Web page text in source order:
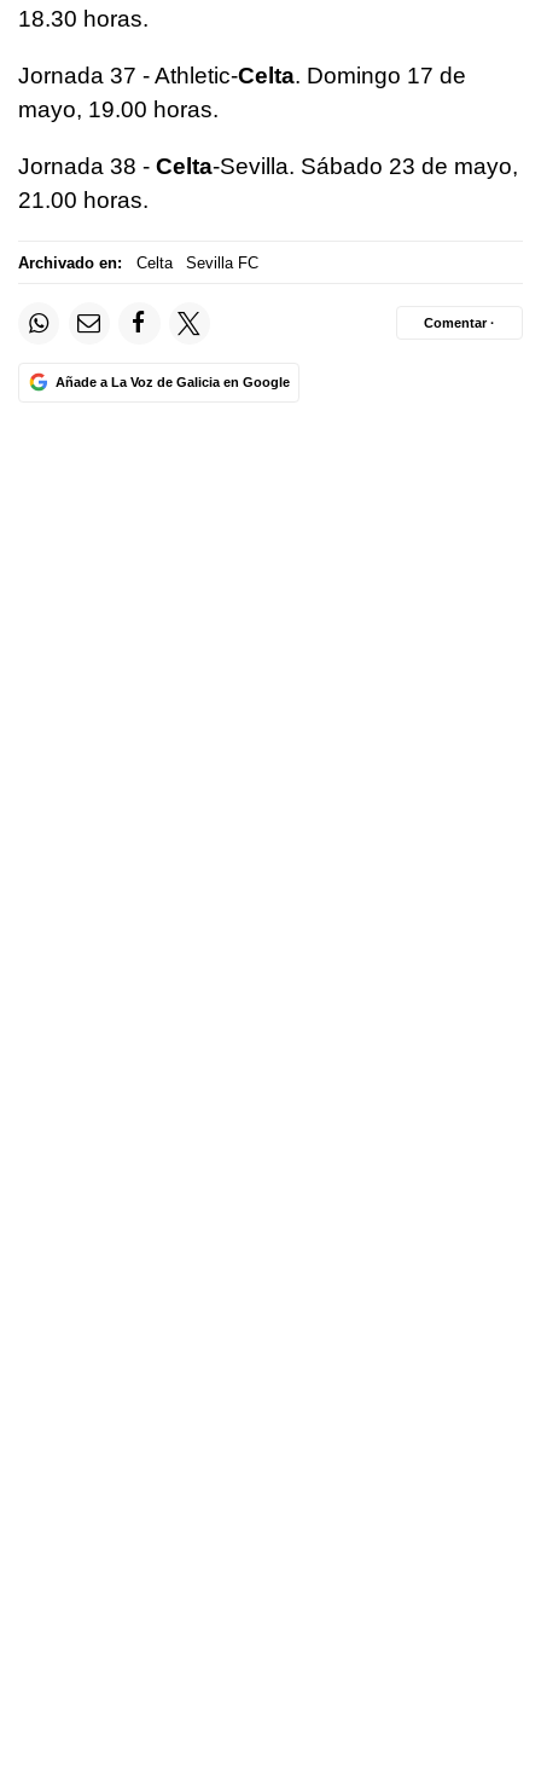
18.30 horas.
Jornada 37 - Athletic-Celta. Domingo 17 de
mayo, 19.00 horas.
Jornada 38 - Celta-Sevilla. Sábado 23 de mayo,
21.00 horas.
Archivado en: Celta Sevilla FC
Añade a La Voz de Galicia en Google
Comentar ·